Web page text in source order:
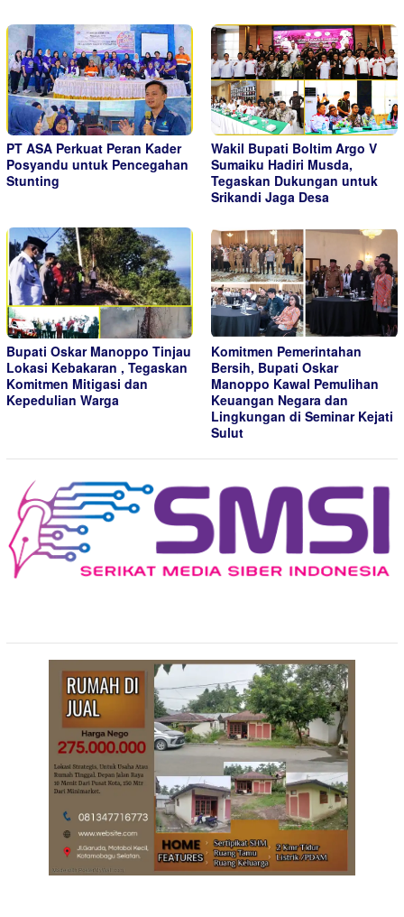
PT ASA Perkuat Peran Kader
Posyandu untuk Pencegahan
Stunting
Wakil Bupati Boltim Argo V
Sumaiku Hadiri Musda,
Tegaskan Dukungan untuk
Srikandi Jaga Desa
Bupati Oskar Manoppo Tinjau
Lokasi Kebakaran , Tegaskan
Komitmen Mitigasi dan
Kepedulian Warga
Komitmen Pemerintahan
Bersih, Bupati Oskar
Manoppo Kawal Pemulihan
Keuangan Negara dan
Lingkungan di Seminar Kejati
Sulut